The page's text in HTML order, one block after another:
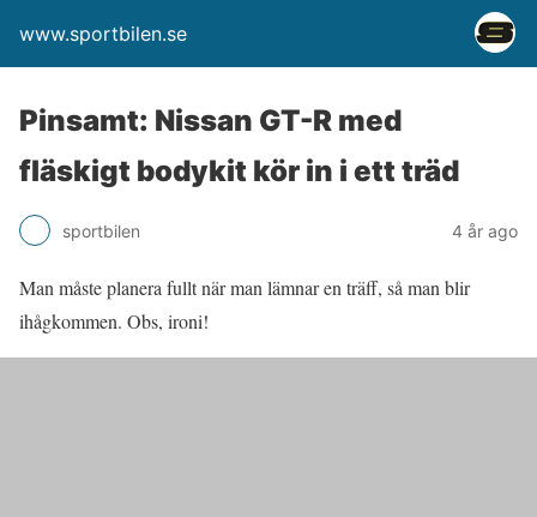
www.sportbilen.se
Pinsamt: Nissan GT-R med
fläskigt bodykit kör in i ett träd
sportbilen 4 år ago
Man måste planera fullt när man lämnar en träff, så man blir
ihågkommen. Obs, ironi!